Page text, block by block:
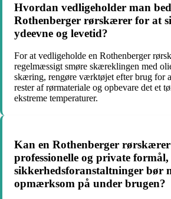
Hvordan vedligeholder man
Rothenberger rørskærer for at
ydeevne og levetid?
For at vedligeholde en Rothenberger
regelmæssigt smøre skæreklingen med
skæring, rengøre værktøjet efter brug for
rester af rørmateriale og opbevare det et
ekstreme temperaturer.
Kan en Rothenberger
professionelle og private
sikkerhedsforanstaltninger bør
opmærksom på under brugen?